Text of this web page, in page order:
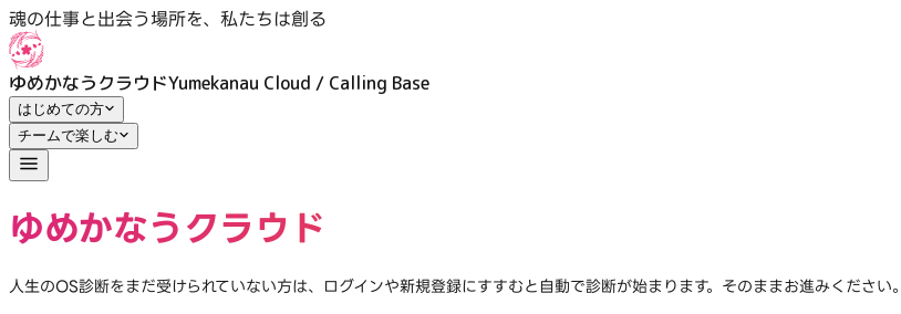
魂の仕事と出会う場所を、私たちは創る
ゆめかなうクラウドYumekanau Cloud / Calling Base
はじめての方
チームで楽しむ
ゆめかなうクラウド
人生のOS診断をまだ受けられていない方は、ログインや新規登録にすすむと自動で診断が始まります。そのままお進みください。
魂の仕事の扉をひらく｜ログイン｜ゆめかなうクラウド